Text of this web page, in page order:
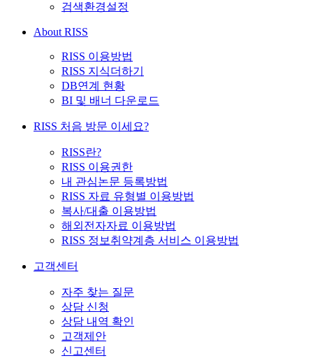
검색환경설정
About RISS
RISS 이용방법
RISS 지식더하기
DB연계 현황
BI 및 배너 다운로드
RISS 처음 방문 이세요?
RISS란?
RISS 이용권한
내 관심논문 등록방법
RISS 자료 유형별 이용방법
복사/대출 이용방법
해외전자자료 이용방법
RISS 정보취약계층 서비스 이용방법
고객센터
자주 찾는 질문
상담 신청
상담 내역 확인
고객제안
신고센터